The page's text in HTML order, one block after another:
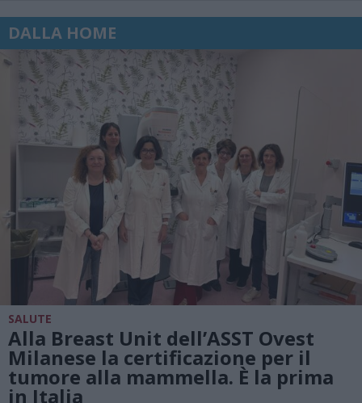
DALLA HOME
SALUTE
Alla Breast Unit dell’ASST Ovest
Milanese la certificazione per il
tumore alla mammella. È la prima
in Italia